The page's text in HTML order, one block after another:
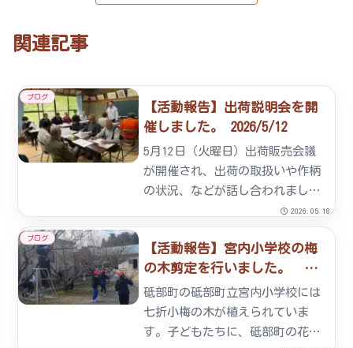
関連記事
ブログ
【活動報告】出荷説明会を開
催しました。 2026/5/12
5月12日（火曜日）出荷販売会議
が開催され、出荷の取扱いや作柄
の状況、などが話し合われまし
た。七折小梅は平年通りまずまず
で、今の所は順調に育っていま
す。今年は梅仕事を楽しんで貰え
そうな感じがします。昨年の様子
はこちらから
2026.05.18
ブログ
【活動報告】宮内小学校の梅
の木剪定を行いました。
2025/01/17
砥部町の砥部町立宮内小学校には
七折小梅の木が植えられていま
す。子どもたちに、砥部町の花